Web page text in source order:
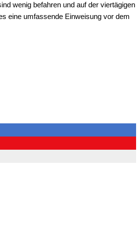
wenig befahren und auf der viertägigen
eine umfassende Einweisung vor dem